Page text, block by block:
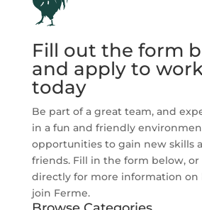
Fill out the form
and apply to
today
Be part of a great team, and
in a fun and friendly
opportunities to gain new skills
friends. Fill in the form below, or
directly for more information on
join Ferme.